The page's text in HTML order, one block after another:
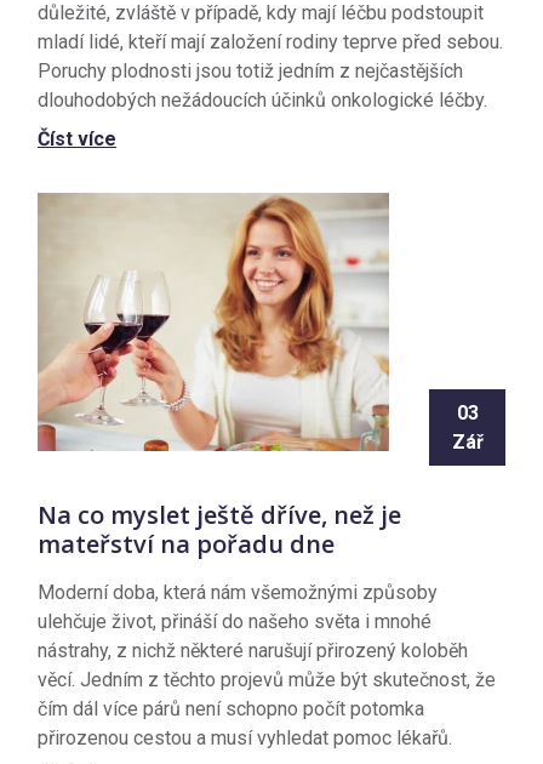
důležité, zvláště v případě, kdy mají léčbu podstoupit
mladí lidé, kteří mají založení rodiny teprve před sebou.
Poruchy plodnosti jsou totiž jedním z nejčastějších
dlouhodobých nežádoucích účinků onkologické léčby.
Číst více
03
Zář
Na co myslet ještě dříve, než je
mateřství na pořadu dne
Moderní doba, která nám všemožnými způsoby
ulehčuje život, přináší do našeho světa i mnohé
nástrahy, z nichž některé narušují přirozený koloběh
věcí. Jedním z těchto projevů může být skutečnost, že
čím dál více párů není schopno počít potomka
přirozenou cestou a musí vyhledat pomoc lékařů.